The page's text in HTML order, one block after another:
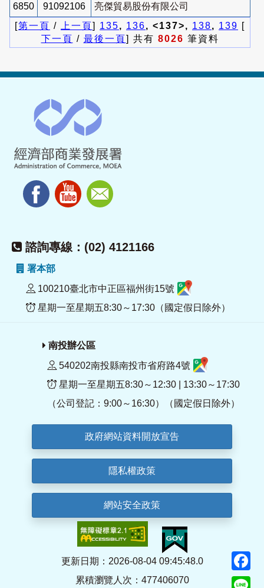
6850 91092106
亮傑貿易股份有限公司
[第一頁 / 上一頁] 135, 136, <137>, 138, 139 [
下一頁 / 最後一頁] 共有 8026 筆資料
諮詢專線：(02) 4121166
署本部
100210臺北市中正區福州街15號
星期一至星期五8:30～17:30（國定假日除外）
南投辦公區
540202南投縣南投市省府路4號
星期一至星期五8:30～12:30 | 13:30～17:30
（公司登記：9:00～16:30）（國定假日除外）
政府網站資料開放宣告
隱私權政策
網站安全政策
更新日期：2026-08-04 09:45:48.0
累積瀏覽人次：477406070